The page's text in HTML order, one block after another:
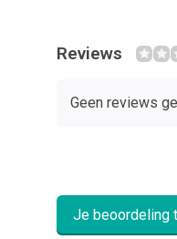
Reviews
Geen reviews
Je beoordeling